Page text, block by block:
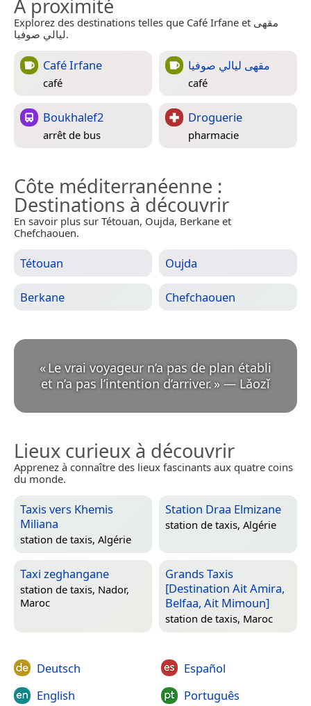
À proximité
Explorez des destinations telles que Café Irfane et مقهى
ليالي صوفيا.
Café Irfane
café
مقهى ليالي صوفيا
café
Boukhalef2
arrêt de bus
Droguerie
pharmacie
Côte méditerranéenne :
Destinations à découvrir
En savoir plus sur Tétouan, Oujda, Berkane et
Chefchaouen.
Tétouan Oujda
Berkane Chefchaouen
«Le vrai voyageur n’a pas de plan établi
et n’a pas l’intention d’arriver. » — Lǎozǐ
Lieux curieux à découvrir
Apprenez à connaître des lieux fascinants aux quatre coins
du monde.
Taxis vers Khemis
Miliana
station de taxis, Algérie
Station Draa Elmizane
station de taxis, Algérie
Taxi zeghangane
station de taxis, Nador,
Maroc
Grands Taxis
[Destination Ait Amira,
Belfaa, Ait Mimoun]
station de taxis, Maroc
Deutsch
English
Español
Português